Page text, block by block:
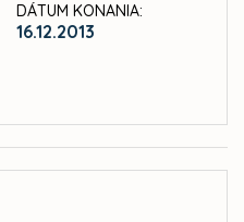
DÁTUM KONANIA:
16.12.2013